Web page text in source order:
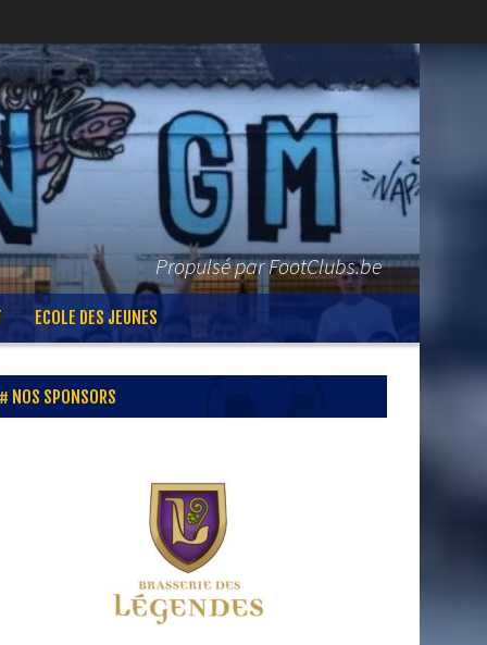
Propulsé par FootClubs.be
ECOLE DES JEUNES
NOS SPONSORS